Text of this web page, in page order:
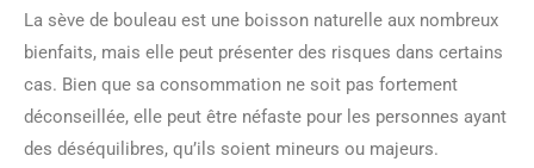
La sève de bouleau est une boisson naturelle aux nombreux
bienfaits, mais elle peut présenter des risques dans certains
cas. Bien que sa consommation ne soit pas fortement
déconseillée, elle peut être néfaste pour les personnes ayant
des déséquilibres, qu’ils soient mineurs ou majeurs.